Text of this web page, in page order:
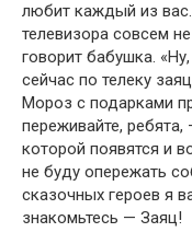
любит каждый из
телевизора совсем
говорит бабушка.
сейчас по телеку
Мороз с подарками
переживайте,
которой появятся и
не буду опережать
сказочных героев я
знакомьтесь — Заяц!